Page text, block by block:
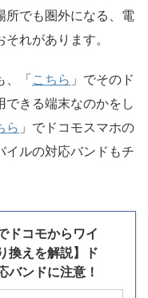
所でも圏外になる、電
れがあります。
、「こちら 」でそのド
できる端末なのかをし
ら 」でドコモスマホの
イルの対応バンドもチ
ドコモからワイ
換えを解説】ド
バンドに注意！